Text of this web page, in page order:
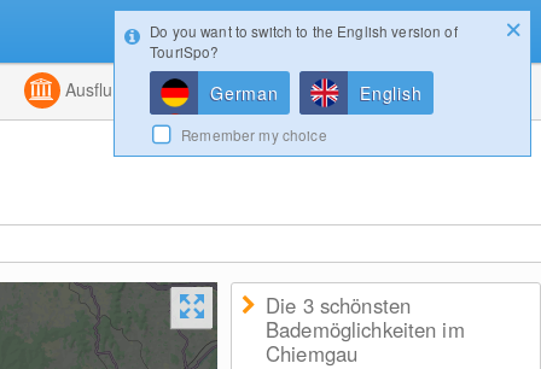
Kombiniert
Ausflugsziele Magazin
Die 3 schönsten
Bademöglichkeiten im
Chiemgau
Login
Do you want to switch to the English version of
TouriSpo?
German English
Remember my choice
Konfigurator Gewinnspiele